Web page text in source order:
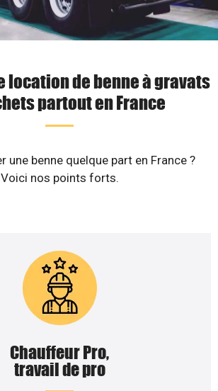
location de benne à gravats
partout en France
une benne quelque part en France ?
Voici nos points forts.
Chauffeur Pro,
travail de pro